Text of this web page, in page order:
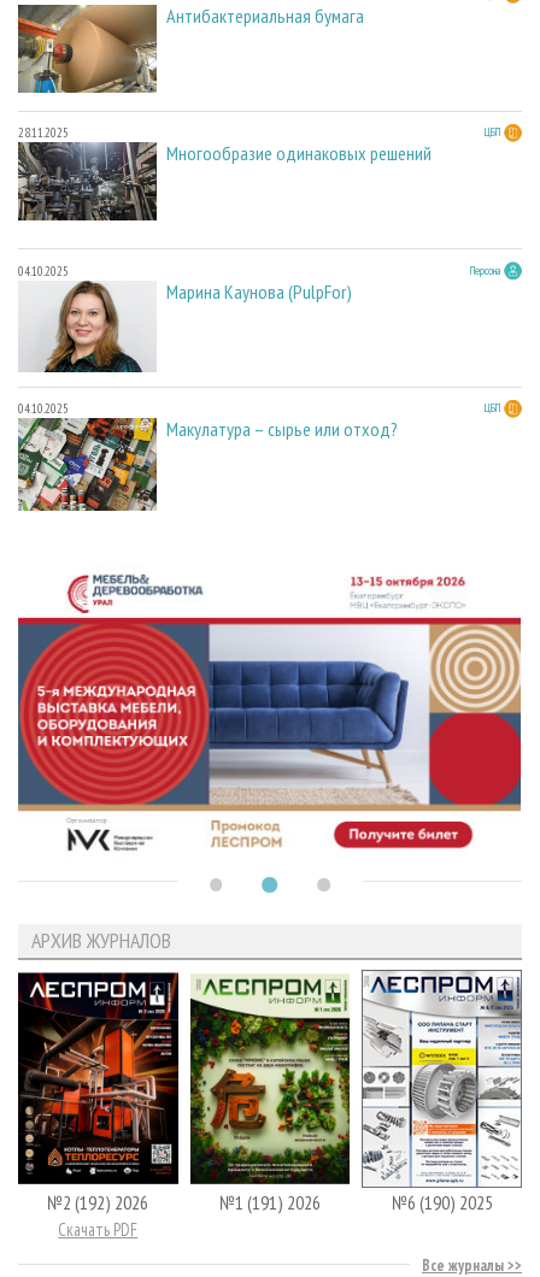
Антибактериальная бумага
28.11.2025 ЦБП
Многообразие одинаковых решений
04.10.2025 Персона
Марина Каунова (PulpFor)
04.10.2025 ЦБП
Макулатура – сырье или отход?
АРХИВ ЖУРНАЛОВ
№2 (192) 2026
Скачать PDF
№1 (191) 2026 №6 (190) 2025
Все журналы